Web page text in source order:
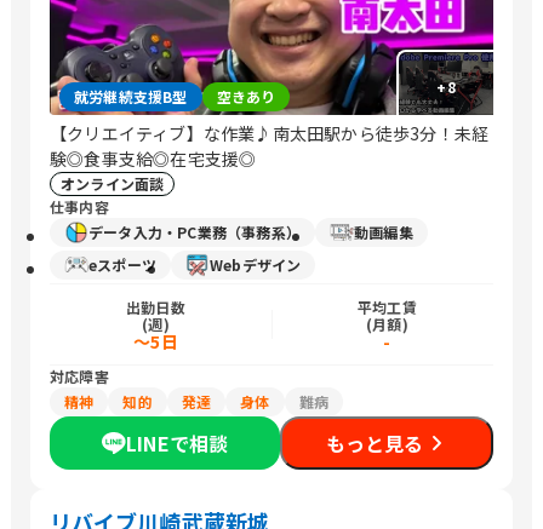
+8
就労継続支援B型 空きあり
【クリエイティブ】な作業♪南太田駅から徒歩3分！未経
験◎食事支給◎在宅支援◎
オンライン面談
仕事内容
データ入力・PC業務（事務系）
動画編集
eスポーツ
Webデザイン
出勤日数
(週)
～5日
平均工賃
(月額)
-
対応障害
精神
知的 発達 身体 難病
LINEで相談 もっと見る
リバイブ川崎武蔵新城